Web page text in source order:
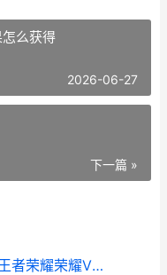
么获得
2026-06-27
下一篇 »
王者荣耀荣耀v8要充值多少钱 王者荣耀荣耀V十需要充多少钱